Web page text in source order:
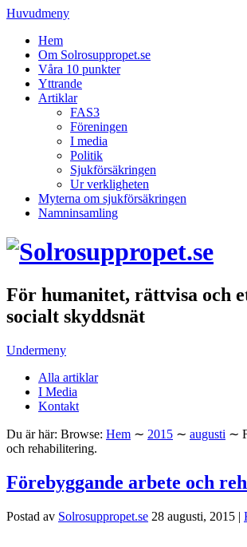
Huvudmeny
Hem
Om Solrosuppropet.se
Våra 10 punkter
Yttrande
Artiklar
FAS3
Föreningen
I media
Politik
Sjukförsäkringen
Ur verkligheten
Myterna om sjukförsäkringen
Namninsamling
För humanitet, rättvisa och
socialt skyddsnät
Undermeny
Alla artiklar
I Media
Kontakt
Du är här: Browse: Hem ∼ 2015 ∼ augusti ∼
och rehabilitering.
Förebyggande arbete och
Postad av Solrosuppropet.se 28 augusti, 2015 |